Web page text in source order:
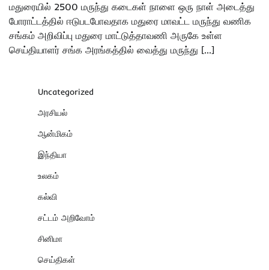
மதுரையில் 2500 மருந்து கடைகள் நாளை ஒரு நாள் அடைத்து
போராட்டத்தில் ஈடுபடபோவதாக மதுரை மாவட்ட மருந்து வணிக
சங்கம் அறிவிப்பு மதுரை மாட்டுத்தாவணி அருகே உள்ள
செய்தியாளர் சங்க அரங்கத்தில் வைத்து மருந்து […]
Uncategorized
அரசியல்
ஆன்மிகம்
இந்தியா
உலகம்
கல்வி
சட்டம் அறிவோம்
சினிமா
செய்திகள்